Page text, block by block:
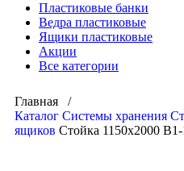
Пластиковые банки
Ведра пластиковые
Ящики пластиковые
Акции
Все категории
Главная /
Каталог Системы хранения
ящиков Стойка 1150х2000